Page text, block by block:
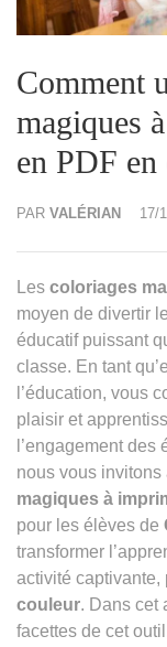
Comment
magiques
en PDF en
PAR VALÉRIAN 17/
Les coloriages
moyen de divertir
éducatif puissant
classe. En tant
l’éducation, vous
plaisir et
l’engagement des
nous vous
magiques à
pour les élèves de
transformer
activité captivante,
couleur. Dans cet
facettes de cet